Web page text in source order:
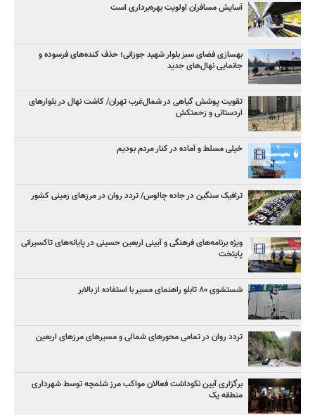
آسایش مسافران اولویت بهره‌برداری است
بهسازی فضای سبز بلوار شهید جوزانی؛ حذف کنده‌های فرسوده و
جانمایی نهال‌های جدید
تقویت پوشش گیاهی در شمال‌غرب تهران/ کاشت نهال در بلوارهای
اردستانی و زحمتکش
خیلی مسلط و آماده در کنار مردم بودیم
ترافیک سنگین در جاده چالوس/ تردد روان در مرزهای زمینی کشور
ویژه برنامه‌های فرهنگی و آیینی اربعین حسینی در پایانه‌های تاکسیرانی
پایتخت
شستشوی ۸۰ تابلو راهنمای مسیر با استفاده از بالابر
تردد روان در تمامی محورهای شمالی و مسیرهای مرزهای اربعین
برگزاری آیین نکوداشت فعالان مواکب مرز شلمچه توسط شهرداری
منطقه یک